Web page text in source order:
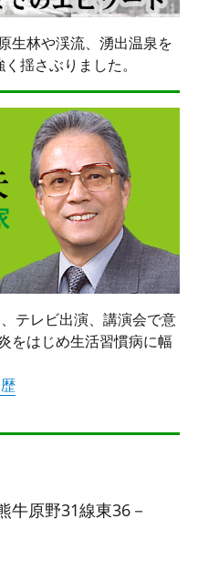
生林や渓流、湧出温泉を
揺さぶりました。
テレビ出演、講演会で意
をはじめ生活習慣病に幅
牛原野31線東36－